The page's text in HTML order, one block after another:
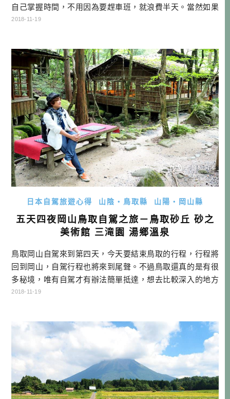
自己掌握時間，不用因為要趕車班，就浪費半天。當然如果
你想補買些日本生活用品，也可以一路開去購物中心就是
Y2 行程：→矢掛町散策→吹屋ふるさと村→千屋牛→御前酒
蔵元→蒜山ジャージ […]…
2018-11-19
日本自駕旅遊心得 山陰・鳥取縣 山陽・岡山縣
五天四夜岡山鳥取自駕之旅－鳥取砂丘 砂之
美術館 三滝園 湯鄉溫泉
鳥取岡山自駕來到第四天，今天要結束鳥取的行程，行程將
回到岡山，自駕行程也將來到尾聲。不過鳥取還真的是有很
多秘境，唯有自駕才有辦法簡單抵達，想去比較深入的地方
深度遊，當然還是要學會怎麼自駕，然後勇敢踏出第一步
Y2 行程：→矢掛町散策→吹屋ふるさと村→千屋牛→御前酒
2018-11-19